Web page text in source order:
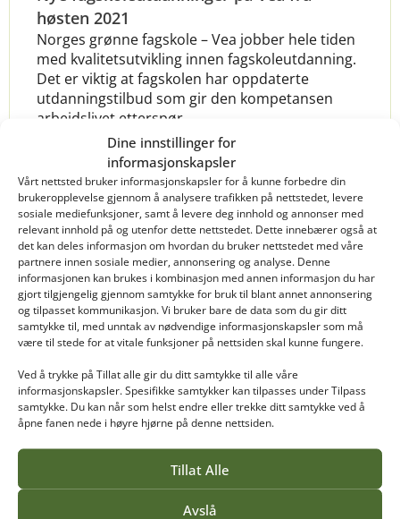
Dine innstillinger for
informasjonskapsler
Vårt nettsted bruker informasjonskapsler for å kunne forbedre din
brukeropplevelse gjennom å analysere trafikken på nettstedet, levere
sosiale mediefunksjoner, samt å levere deg innhold og annonser med
relevant innhold på og utenfor dette nettstedet. Dette innebærer også at
det kan deles informasjon om hvordan du bruker nettstedet med våre
partnere innen sosiale medier, annonsering og analyse. Denne
informasjonen kan brukes i kombinasjon med annen informasjon du har
gjort tilgjengelig gjennom samtykke for bruk til blant annet annonsering
og tilpasset kommunikasjon. Vi bruker bare de data som du gir ditt
samtykke til, med unntak av nødvendige informasjonskapsler som må
være til stede for at vitale funksjoner på nettsiden skal kunne fungere.
Ved å trykke på Tillat alle gir du ditt samtykke til alle våre
informasjonskapsler. Spesifikke samtykker kan tilpasses under Tilpass
samtykke. Du kan når som helst endre eller trekke ditt samtykke ved å
åpne fanen nede i høyre hjørne på denne nettsiden.
Tillat Alle
Avslå
høsten 2021
Norges grønne fagskole – Vea jobber hele tiden
med kvalitetsutvikling innen fagskoleutdanning.
Det er viktig at fagskolen har oppdaterte
utdanningstilbud som gir den kompetansen
arbeidslivet etterspør.
Les mer
Vea tilbyr høyere yrkesfaglig utdanning for gartnere,
anleggsgartnere, blomsterdekoratører og mange
andre håndverksfag. Vi har studenter som ønsker
spesialkompetanse og utvikling innen sitt fagområde
og derfor tilbyr vi fleksible utdanninger.